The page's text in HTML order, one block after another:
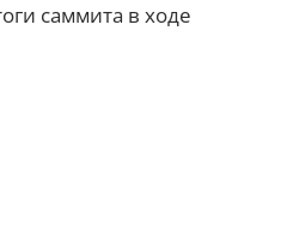
саммита в ходе